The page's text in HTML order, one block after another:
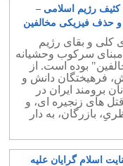
رژیم اسلامی –
حذف فیزیکی مخالفین
کلی و بقای رژیم
سرکوب وحشیانه
بوده است. از
فرهیختگان دانش و
برومند ایران در
تا قتل های زنجیره ای، و
بازرگان، به دار
در زندان ها و
اسلام گرایان علیه